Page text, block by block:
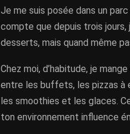
Je me suis posée dans un
compte que depuis trois jours,
desserts, mais quand même
Chez moi, d’habitude, je
entre les buffets, les pizzas à
les smoothies et les glaces.
ton environnement influence